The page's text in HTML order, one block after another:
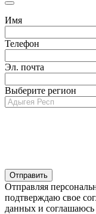
Имя
Телефон
Эл. почта
Выберите регион
Отправляя
подтверждаю свое
данных и соглашаюсь